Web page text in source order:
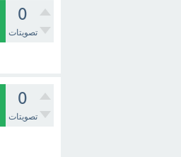
0
تصويتات
0
تصويتات